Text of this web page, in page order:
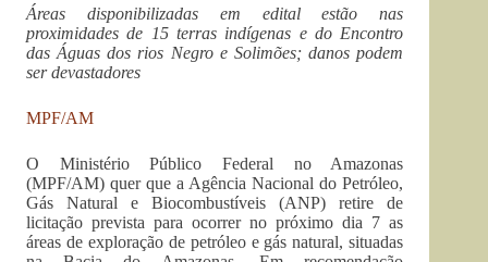
Áreas disponibilizadas em edital estão nas
proximidades de 15 terras indígenas e do Encontro
das Águas dos rios Negro e Solimões; danos podem
ser devastadores
MPF/AM
O Ministério Público Federal no Amazonas
(MPF/AM) quer que a Agência Nacional do Petróleo,
Gás Natural e Biocombustíveis (ANP) retire de
licitação prevista para ocorrer no próximo dia 7 as
áreas de exploração de petróleo e gás natural, situadas